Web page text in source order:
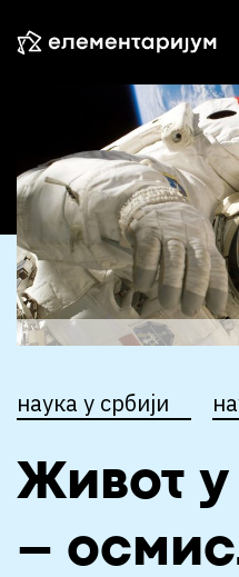
НАУКА У СРБИЈИ
НАУЧНЕ ВЕСТИ
У ЦЕНТРУ
ЕСЕЈИ
ИНТЕРВЈУ
ВИДЕО
РАДИО
наука у србији
Живот
–